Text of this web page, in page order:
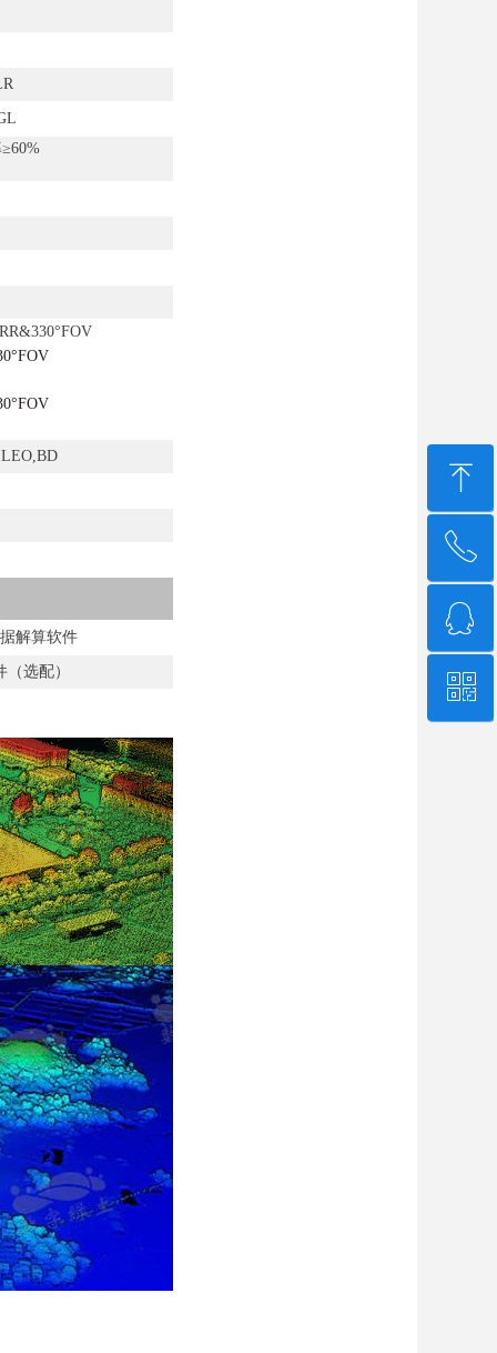
≥60%
°FOV
°FOV
解算软件
选配）
ꁸ
回到顶部
ꂅ
4006-507-608
ꁗ
QQ客服
ꀥ